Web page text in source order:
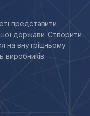
представити
держави. Створити
на внутрішньому
виробників.